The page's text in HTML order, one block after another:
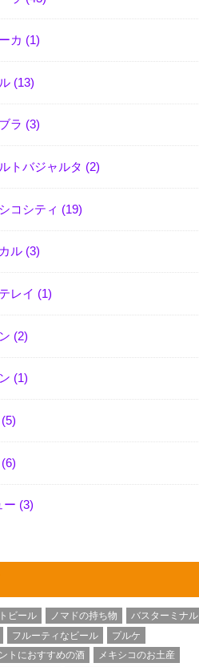
カ (1)
(13)
ラ (3)
トバジャルタ (2)
コシティ (19)
ル (3)
レイ (1)
(2)
(1)
(5)
(6)
ー (3)
ビール ノマドの持ち物
バスターミナル
フルーティなビール
プルケ
トにおすすめの酒
メキシコのお土産